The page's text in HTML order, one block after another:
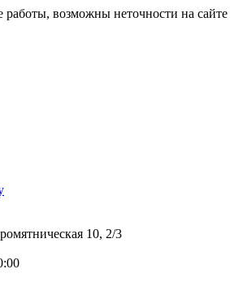
работы, возможны неточности на сайте
10, 2/3